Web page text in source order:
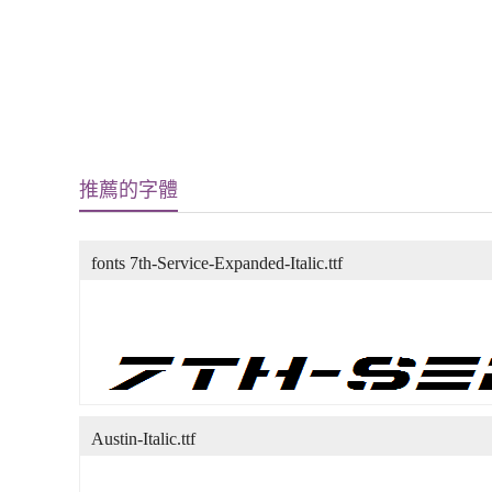
推薦的字體
fonts 7th-Service-Expanded-Italic.ttf
Austin-Italic.ttf